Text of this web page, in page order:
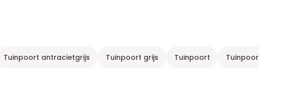
Tuinpoort antracietgrijs Tuinpoort grijs Tuinpoort Tuinpoort metaal